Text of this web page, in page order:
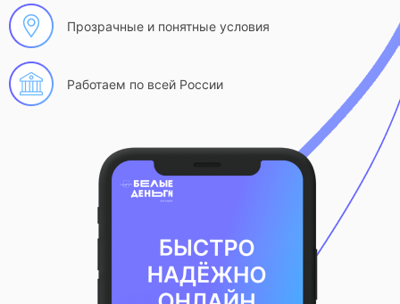
Прозрачные и понятные условия
Работаем по всей России